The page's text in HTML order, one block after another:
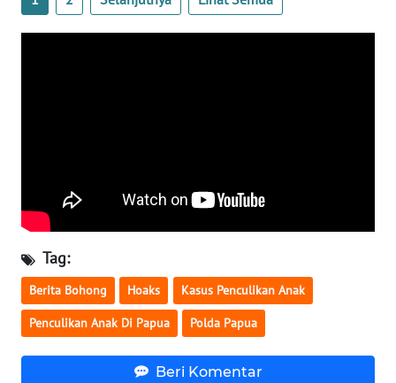
Tag:
Berita Bohong Hoaks Kasus Penculikan Anak
Penculikan Anak Di Papua Polda Papua
Beri Komentar
WN
JOGJA
WN
JATIM
WN
BALI